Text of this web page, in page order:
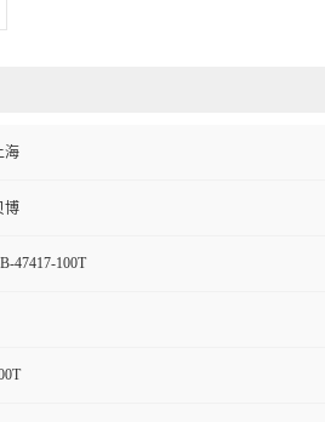
海
博
47417-100T